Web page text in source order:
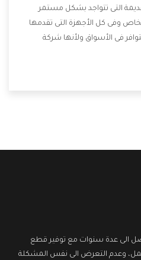
التى تتواجد بشكل مستمر
وفى كل الأجهزة التى تقدمها
فى الأسواق ولأنها شركة
التى تسهل على
الى عدة سنوات مع توفير قطع
وعدم التعرض الى نفس المشكلة